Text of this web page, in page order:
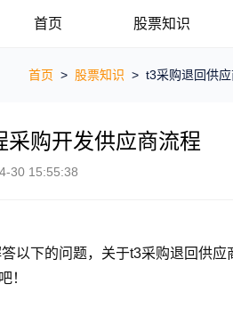
首页 股票知识
首页 > 股票知识 > t3采购退回供
购开发供应商流程
30 15:55:38
以下的问题，关于t3采购退回供
！